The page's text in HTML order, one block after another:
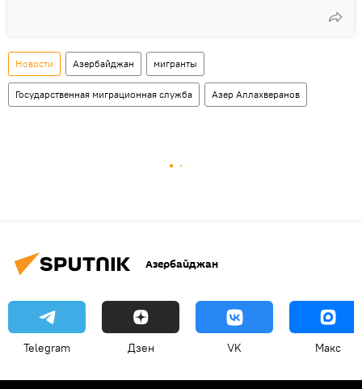
Новости Азербайджан мигранты
Государственная миграционная служба Азер Аллахверанов
Азербайджан
Telegram Дзен VK Макс